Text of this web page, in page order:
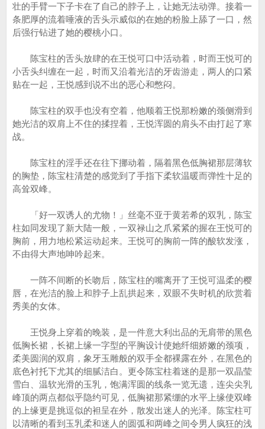
壮的手臂一下子卡在了自己的脖子上，让她无法动弹。接着一
条肥厚的流着唾液的舌头示威似的在她的粉脸上舔了一口，然
后强行钻进了她的樱桃小口。
陈宝柱的舌头放肆的在王悦可口中活动着，时而王悦可的
小舌头纠缠在一起，时而又沿着光洁的牙齿游走，两人的口紧
贴在一起，王悦感到说不出的恶心和憋闷。
陈宝柱的双手也没有空着，他顺着王悦那粉嫩的颈侧滑到
她光洁的双肩上不住的揉捏着，王悦浑圆的肩头不由打起了寒
战。
陈宝柱的淫手还在往下挪动着，隔着黑色低胸裙那层薄软
的胸垫，陈宝柱清楚的感觉到了手指下柔软温暖而弹性十足的
高耸双峰。
「好一双诱人的尤物！」丝毫不亚于黄若希的双乳，陈宝
柱如同发现了新大陆一般，一双禄山之爪紧紧的握在王悦可的
胸前，用力地松紧运动起来。王悦可的胸前一阵的酸软发涨，
不由得大声地呻吟起来。
一阵不间断的长吻后，陈宝柱的嘴离开了王悦可温柔的樱
唇，在光洁的脸上和脖子上乱拱起来，双眼不失时机的欣赏着
秀美的女体。
王悦身上穿着的晚装，是一件意大利出品的无肩带的黑色
低胸长裙，长裙上缘一字型的平胸设计使她纤细娇嫩的颈项，
柔美圆润的双肩，象牙玉雕般的双手全都裸露在外，在黑色的
底色衬托下尤其的细腻洁白。更令陈宝柱着迷的是那一双晶莹
雪白、温软光滑的玉乳，饱满浑圆的线条一览无遗，连尖尖乳
峰顶的两点都似乎隐约可见，低胸裙那紧绷的水平上缘使双峰
的上缘更是挑逗似的袒呈在外，散发出迷人的光泽。陈宝柱可
以清晰的看到玉乳柔和迷人的圆弧和两峰之间令男人疯狂的浅